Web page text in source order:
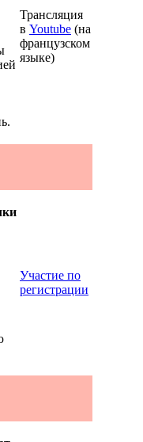
Трансляция
в Youtube (на
французском
языке)
Участие по
регистрации